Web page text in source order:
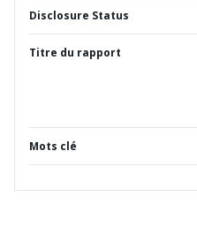
Disclosure Status
Titre du rapport
Mots clé